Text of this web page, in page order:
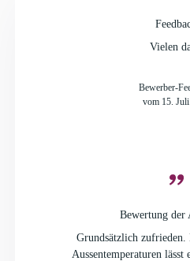
Vielen
Bewerber-
vom 15.
Bewertung der
Grundsätzlich zufrieden.
Aussentemperaturen lässt